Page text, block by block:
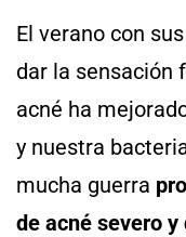
El verano con
dar la sensación
acné ha
y nuestra
mucha guerra
de acné severo